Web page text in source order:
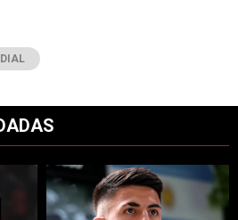
el título "River y Vasco da Gama
Un artículo de tendencia con el